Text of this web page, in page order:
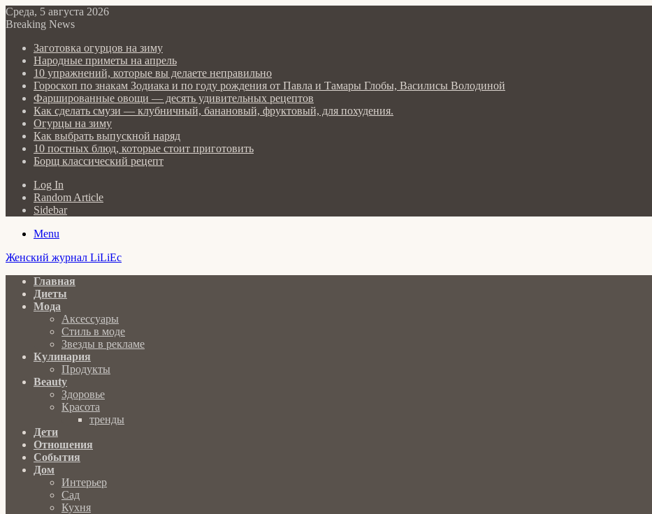
Среда, 5 августа 2026
Breaking News
Заготовка огурцов на зиму
Народные приметы на апрель
10 упражнений, которые вы делаете неправильно
Гороскоп по знакам Зодиака и по году рождения от Павла и Тамары Глобы, Василисы Володиной
Фаршированные овощи — десять удивительных рецептов
Как сделать cмузи — клубничный, банановый, фруктовый, для похудения.
Огурцы на зиму
Как выбрать выпускной наряд
10 постных блюд, которые стоит приготовить
Борщ классический рецепт
Log In
Random Article
Sidebar
Menu
Женский журнал LiLiEc
Главная
Диеты
Мода
Аксессуары
Стиль в моде
Звезды в рекламе
Кулинария
Продукты
Beauty
Здоровье
Красота
тренды
Дети
Отношения
События
Дом
Интерьер
Сад
Кухня